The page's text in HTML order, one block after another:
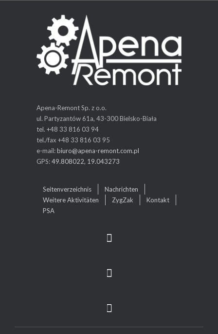
Apena-Remont Sp. z o.o.
ul. Partyzantów 61a, 43-300 Bielsko-Biała
tel. +48 33 816 03 94
tel./fax +48 33 816 03 95
e-mail:biuro@apena-remont.com.pl
GPS:49.808022, 19.043273
Seitenverzeichnis
Nachrichten
Weitere Aktivitäten
ZygZak
Kontakt
PSA